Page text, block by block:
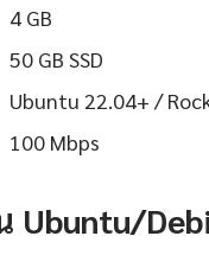
4 GB
50 GB SSD
Ubuntu 22.04+ /
100 Mbps
Ubuntu/